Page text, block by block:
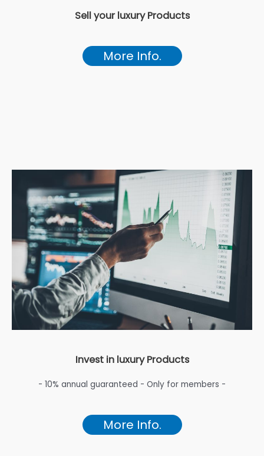
Sell your luxury Products
More Info.
Invest in luxury Products
- 10% annual guaranteed - Only for members -
More Info.